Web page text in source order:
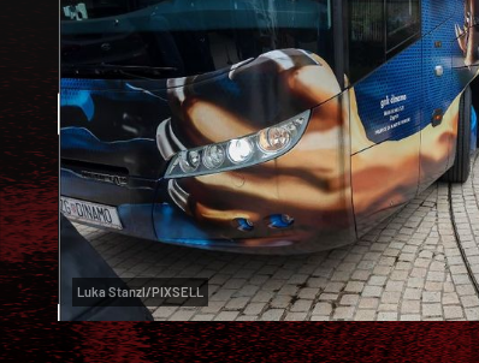
Luka Stanzl/PIXSELL